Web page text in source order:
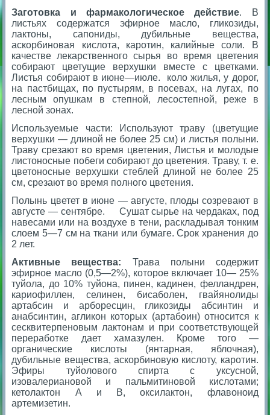
Заготовка и фармакологическое действие. В
листьях содержатся эфирное масло, гликозиды,
лактоны, сапониды, дубильные вещества,
аскорбиновая кислота, каротин, калийные соли. В
качестве лекарственного сырья во время цветения
собирают цветущие верхушки вместе с цветками.
Листья собирают в июне—июле. коло жилья, у дорог,
на пастбищах, по пустырям, в посевах, на лугах, по
лесным опушкам в степной, лесостепной, реже в
лесной зонах.
Используемые части: Используют траву (цветущие
верхушки — длиной не более 25 см) и листья полыни.
Траву срезают во время цветения, Листья и молодые
листоносные побеги собирают до цветения. Траву, т. е.
цветоносные верхушки стеблей длиной не более 25
см, срезают во время полного цветения.
Полынь цветет в июне — августе, плоды созревают в
августе — сентябре. Сушат сырье на чердаках, под
навесами или на воздухе в тени, раскладывая тонким
слоем 5—7 см на ткани или бумаге. Срок хранения до
2 лет.
Активные вещества: Трава полыни содержит
эфирное масло (0,5—2%), которое включает 10— 25%
туйола, до 10% туйона, пинен, кадинен, фелландрен,
кариофиллен, селинен, бисаболен, гвайянолиды
артабсин и арборесцин, гликозиды абсинтин и
анабсинтин, агликон которых (артабоин) относится к
сесквитерпеновым лактонам и при соответствующей
переработке дает хамазулен. Кроме того —
органические кислоты (янтарная, яблочная),
дубильные вещества, аскорбиновую кислоту, каротин.
Эфиры туйолового спирта с уксусной,
изовалериановой и пальмитиновой кислотами;
кетолактон А и В, оксилактон, флавоноид
артемизетин.